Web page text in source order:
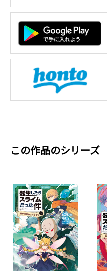
この作品のシリーズ